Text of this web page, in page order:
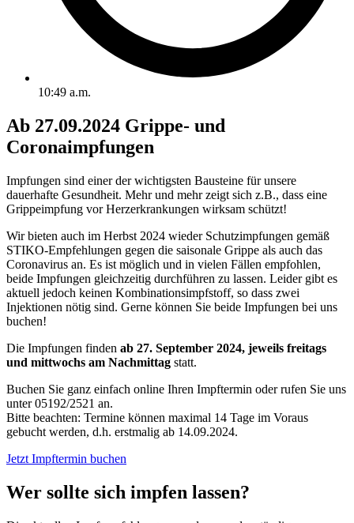
10:49 a.m.
Ab 27.09.2024 Grippe- und
Coronaimpfungen
Impfungen sind einer der wichtigsten Bausteine für unsere
dauerhafte Gesundheit. Mehr und mehr zeigt sich z.B., dass eine
Grippeimpfung vor Herzerkrankungen wirksam schützt!
Wir bieten auch im Herbst 2024 wieder Schutzimpfungen gemäß
STIKO-Empfehlungen gegen die saisonale Grippe als auch das
Coronavirus an. Es ist möglich und in vielen Fällen empfohlen,
beide Impfungen gleichzeitig durchführen zu lassen. Leider gibt es
aktuell jedoch keinen Kombinationsimpfstoff, so dass zwei
Injektionen nötig sind. Gerne können Sie beide Impfungen bei uns
buchen!
Die Impfungen finden ab 27. September 2024, jeweils freitags
und mittwochs am Nachmittag statt.
Buchen Sie ganz einfach online Ihren Impftermin oder rufen Sie uns
unter 05192/2521 an.
Bitte beachten: Termine können maximal 14 Tage im Voraus
gebucht werden, d.h. erstmalig ab 14.09.2024.
Jetzt Impftermin buchen
Wer sollte sich impfen lassen?